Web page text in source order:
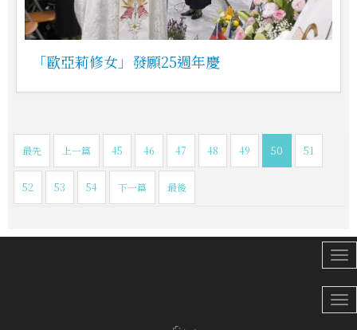
「歐亞莉修女」發願25週年慶
最先 上一篇 45 46 47 48 49 50 51
52 53 54 下一篇 最後